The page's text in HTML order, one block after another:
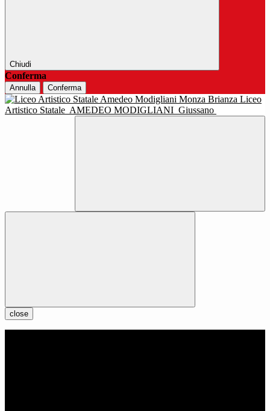
Chiudi
Conferma
Annulla Conferma
Liceo
Artistico Statale AMEDEO MODIGLIANI Giussano
close